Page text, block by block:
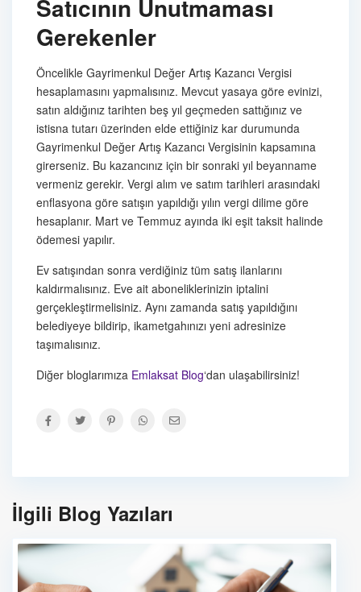
Satıcının Unutmaması
Gerekenler
Öncelikle Gayrimenkul Değer Artış Kazancı Vergisi
hesaplamasını yapmalısınız. Mevcut yasaya göre evinizi,
satın aldığınız tarihten beş yıl geçmeden sattığınız ve
istisna tutarı üzerinden elde ettiğiniz kar durumunda
Gayrimenkul Değer Artış Kazancı Vergisinin kapsamına
girerseniz. Bu kazancınız için bir sonraki yıl beyanname
vermeniz gerekir. Vergi alım ve satım tarihleri arasındaki
enflasyona göre satışın yapıldığı yılın vergi dilime göre
hesaplanır. Mart ve Temmuz ayında iki eşit taksit halinde
ödemesi yapılır.
Ev satışından sonra verdiğiniz tüm satış ilanlarını
kaldırmalısınız. Eve ait aboneliklerinizin iptalini
gerçekleştirmelisiniz. Aynı zamanda satış yapıldığını
belediyeye bildirip, ikametgahınızı yeni adresinize
taşımalısınız.
Diğer bloglarımıza Emlaksat Blog‘dan ulaşabilirsiniz!
İlgili Blog Yazıları